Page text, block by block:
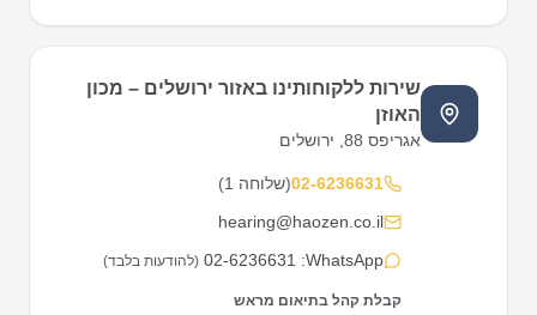
שירות ללקוחותינו באזור ירושלים – מכון
האוזן
אגריפס 88, ירושלים
02-6236631
(שלוחה 1
)
hearing@haozen.co.il
WhatsApp:
02-6236631 (להודעות בלבד)
קבלת קהל בתיאום מראש